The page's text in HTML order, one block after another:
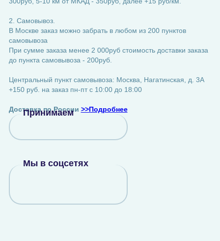
2. Самовывоз.
В Москве заказ можно забрать в любом из 200 пунктов
самовывоза
При сумме заказа менее 2 000руб стоимость доставки заказа
до пункта самовывоза - 200руб.
Центральный пункт самовывоза: Москва, Нагатинская, д. 3А
+150 руб. на заказ пн-пт с 10:00 до 18:00
Доставка по России >>Подробнее
Принимаем
Мы в соцсетях